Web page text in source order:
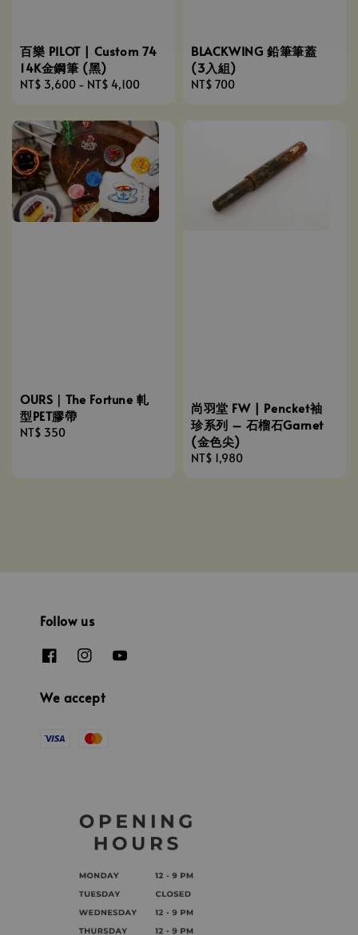
百樂 PILOT | Custom 74
14K金鋼筆 (黑)
Regular
NT$ 3,600 - NT$ 4,100
BLACKWING 鉛筆筆蓋
(3入組)
Regular
NT$ 700
OURS｜The Fortune 軋
型PET膠帶
Regular
NT$ 350
尚羽堂 FW | Pencket袖
珍系列 – 石榴石Garnet
(金色尖)
Regular
NT$ 1,980
Follow us
We accept